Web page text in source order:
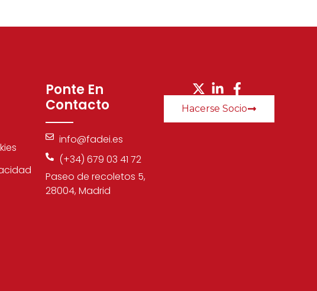
Ponte En
Contacto
info@fadei.es
(+34) 679 03 41 72
Paseo de recoletos 5,
28004, Madrid
Hacerse Socio